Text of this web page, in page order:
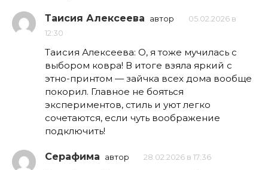
Таисия Алексеева автор
05.02.2026 в
12:30
Таисия Алексеева: О, я тоже мучилась с
выбором ковра! В итоге взяла яркий с
этно-принтом — зайчка всех дома вообще
покорил. Главное не бояться
экспериментов, стиль и уют легко
сочетаются, если чуть воображение
подключить!
Серафима автор 28.02.2026 в 17:36